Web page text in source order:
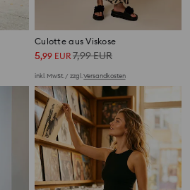
Culotte aus Viskose
5,99 EUR 7,99EUR
inkl. MwSt. / zzgl.Versandkosten